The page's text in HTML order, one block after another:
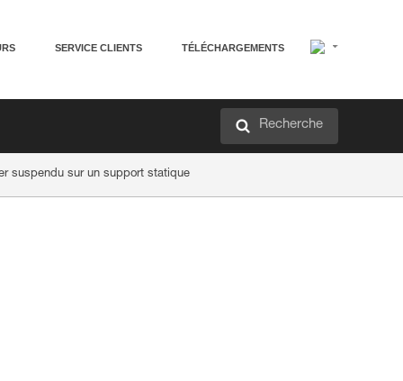
SERVICE CLIENTS TÉLÉCHARGEMENTS
Recherche
suspendu sur un support statique